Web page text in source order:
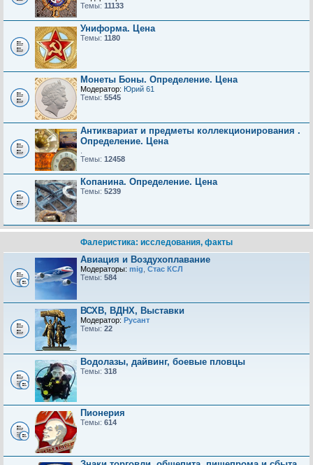
Темы: 11133
Униформа. Цена
Темы: 1180
Монеты Боны. Определение. Цена
Модератор: Юрий 61
Темы: 5545
Антиквариат и предметы коллекционирования .
Определение. Цена
Темы: 12458
Копанина. Определение. Цена
Темы: 5239
Фалеристика: исследования, факты
Авиация и Воздухоплавание
Модераторы: mig Стас КСЛ
Темы: 584
ВСХВ, ВДНХ, Выставки
Модератор: Русант
Темы: 22
Водолазы, дайвинг, боевые пловцы
Темы: 318
Пионерия
Темы: 614